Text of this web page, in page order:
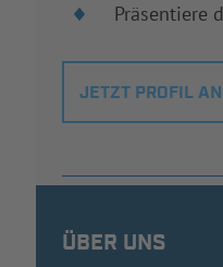
Präsentiere
JETZT PROFIL
ÜBER UNS